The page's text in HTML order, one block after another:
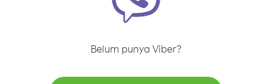
Belum punya Viber?